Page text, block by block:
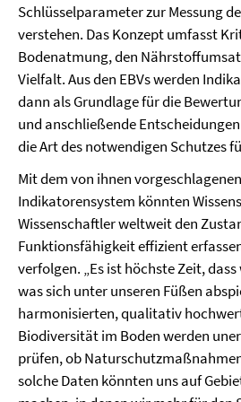
Schlüsselparameter zur Messung
verstehen. Das Konzept umfasst
Bodenatmung, den
Vielfalt. Aus den EBVs werden
dann als Grundlage für die
und anschließende
die Art des notwendigen Schutzes
Mit dem von ihnen
Indikatorensystem könnten
Wissenschaftler weltweit den
Funktionsfähigkeit effizient
verfolgen. „Es ist höchste Zeit,
was sich unter unseren Füßen
harmonisierten, qualitativ
Biodiversität im Boden werden
prüfen, ob
solche Daten könnten uns auf